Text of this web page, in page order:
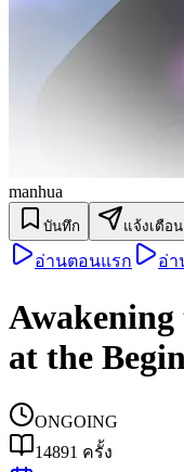
manhua
บันทึก แจ้งเตือ
อ่านตอนแรก อ่า
at the
ONGOING
14891 ครั้ง